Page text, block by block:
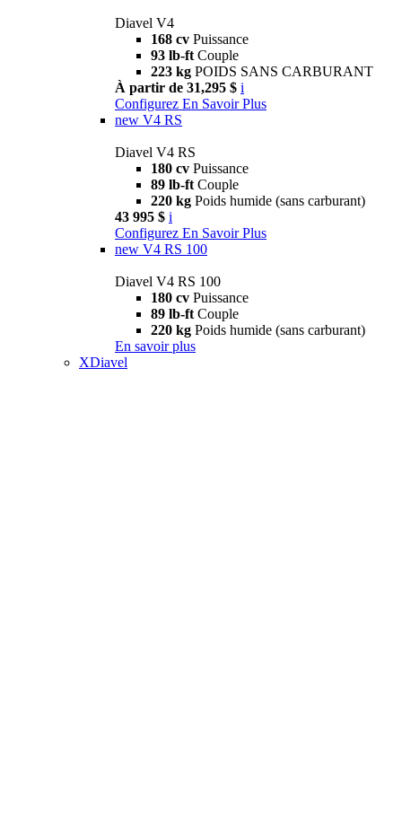
Diavel V4
168 cv Puissance
93 lb-ft Couple
223 kg POIDS SANS CARBURANT
À partir de 31,295 $ i
Configurez En Savoir Plus
new V4 RS
Diavel V4 RS
180 cv Puissance
89 lb-ft Couple
220 kg Poids humide (sans carburant)
43 995 $ i
Configurez En Savoir Plus
new V4 RS 100
Diavel V4 RS 100
180 cv Puissance
89 lb-ft Couple
220 kg Poids humide (sans carburant)
En savoir plus
XDiavel